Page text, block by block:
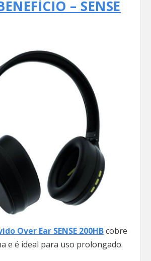
– SENSE
Over Ear SENSE 200HBcobre
e é ideal para uso prolongado.